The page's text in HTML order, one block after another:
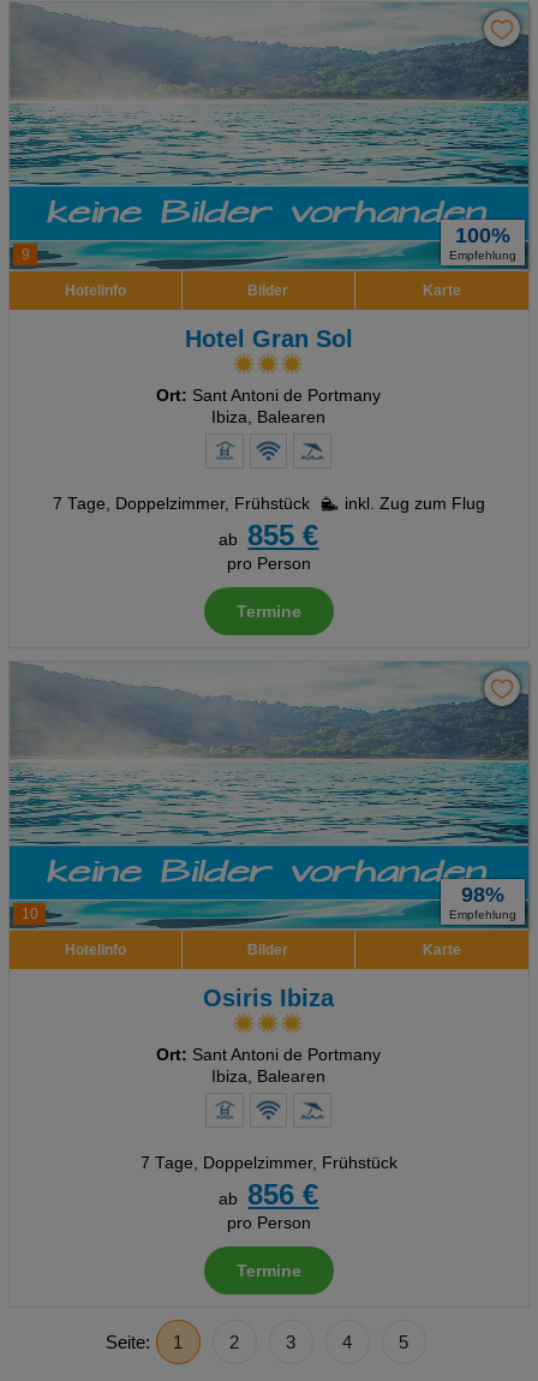
9
100%
Empfehlung
Hotelinfo Bilder Karte
Hotel Gran Sol
Ort: Sant Antoni de Portmany
Ibiza, Balearen
7 Tage, Doppelzimmer, Frühstück
inkl. Zug zum Flug
ab
855 €
pro Person
Termine
10
98%
Empfehlung
Hotelinfo Bilder Karte
Osiris Ibiza
Ort: Sant Antoni de Portmany
Ibiza, Balearen
7 Tage, Doppelzimmer, Frühstück
ab
856 €
pro Person
Termine
Seite: 1 2 3 4 5